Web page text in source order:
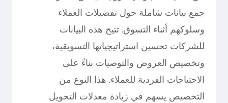
جمع بيانات شاملة حول تفضيلات العملاء
وسلوكهم أثناء التسوق. تتيح هذه البيانات
للشركات تحسين استراتيجياتها التسويقية،
وتخصيص العروض والتوصيات بناءً على
الاحتياجات الفردية للعملاء. هذا النوع من
التخصيص يسهم في زيادة معدلات التحويل